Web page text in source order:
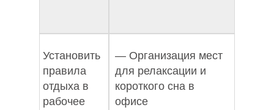
Установить
правила
отдыха в
рабочее
— Организация мест
для релаксации и
короткого сна в
офисе